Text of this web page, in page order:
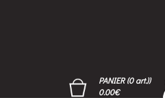
PANIER (0 art.))
0.00€